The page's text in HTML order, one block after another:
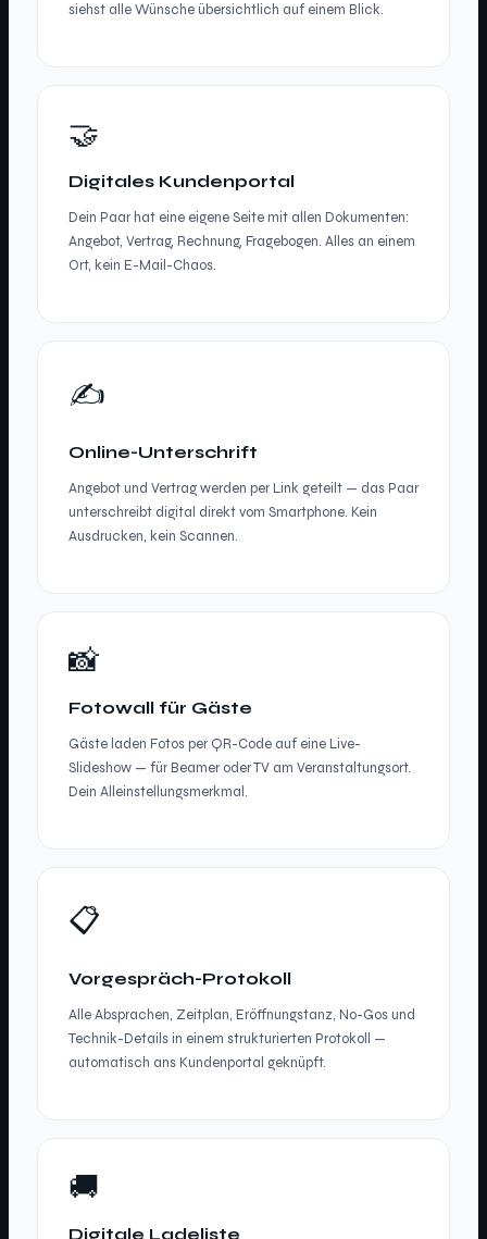
siehst alle Wünsche übersichtlich auf einem Blick.
🤝
Digitales Kundenportal
Dein Paar hat eine eigene Seite mit allen Dokumenten:
Angebot, Vertrag, Rechnung, Fragebogen. Alles an einem
Ort, kein E-Mail-Chaos.
✍️
Online-Unterschrift
Angebot und Vertrag werden per Link geteilt — das Paar
unterschreibt digital direkt vom Smartphone. Kein
Ausdrucken, kein Scannen.
📸
Fotowall für Gäste
Gäste laden Fotos per QR-Code auf eine Live-
Slideshow — für Beamer oder TV am Veranstaltungsort.
Dein Alleinstellungsmerkmal.
📋
Vorgespräch-Protokoll
Alle Absprachen, Zeitplan, Eröffnungstanz, No-Gos und
Technik-Details in einem strukturierten Protokoll —
automatisch ans Kundenportal geknüpft.
🚚
Digitale Ladeliste